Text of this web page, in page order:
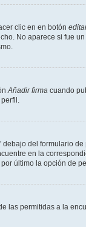
clic en en botón
No aparece si fue
Añadir firma cuando
del formulario
en la
último la opción de
las permitidas a la